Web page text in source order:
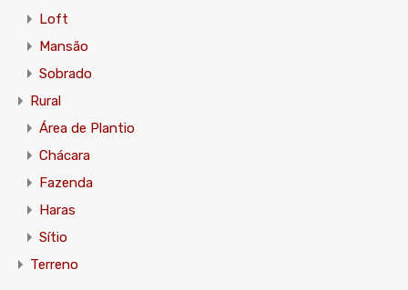
Loft
Mansão
Sobrado
Rural
Área de Plantio
Chácara
Fazenda
Haras
Sítio
Terreno